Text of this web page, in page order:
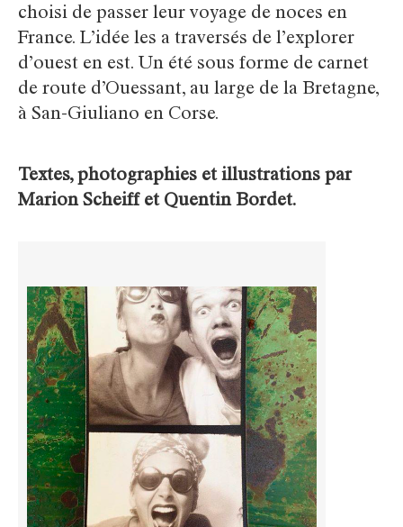
choisi de passer leur voyage de noces en
France. L’idée les a traversés de l’explorer
d’ouest en est. Un été sous forme de carnet
de route d’Ouessant, au large de la Bretagne,
à San-Giuliano en Corse.
Textes, photographies et illustrations par
Marion Scheiff et Quentin Bordet.